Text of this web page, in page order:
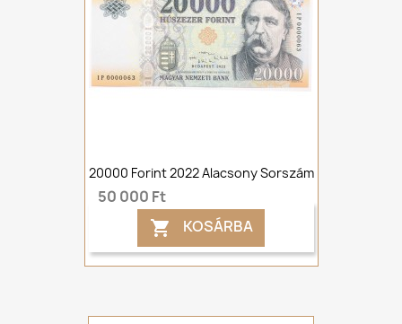
20000 Forint 2022 Alacsony Sorszám
50 000 Ft
 KOSÁRBA